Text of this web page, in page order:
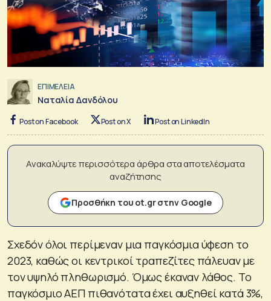
ΕΠΙΜΕΛΕΙΑ
Ναταλία Δανδόλου
Post on Facebook Post on X Post on LinkedIn
Ανακαλύψτε περισσότερα άρθρα στα αποτελέσματα
αναζήτησης
Προσθήκη του ot.gr στην Google
Σχεδόν όλοι περίμεναν μια παγκόσμια ύφεση το
2023, καθώς οι κεντρικοί τραπεζίτες πάλευαν με
τον υψηλό πληθωρισμό. Όμως έκαναν λάθος. Το
παγκόσμιο ΑΕΠ πιθανότατα έχει αυξηθεί κατά 3%,